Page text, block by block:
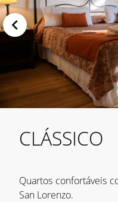
CLÁSSICO
Quartos confortáveis
San Lorenzo.